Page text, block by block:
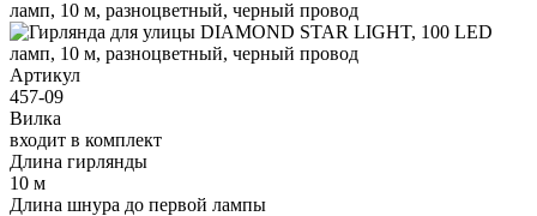
Артикул
457-09
Вилка
входит в комплект
Длина гирлянды
10 м
Длина шнура до первой лампы